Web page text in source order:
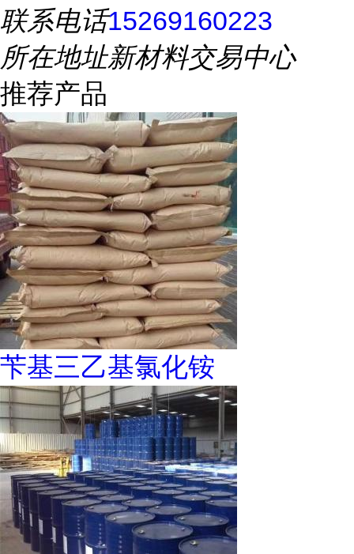
联系电话15269160223
所在地址新材料交易中心
推荐产品
苄基三乙基氯化铵